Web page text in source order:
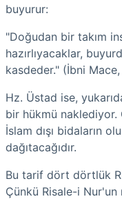
buyurur:
"Doğudan bir takım
hazırlıyacaklar,
kasdeder." (İbni
Hz. Üstad ise,
bir hükmü naklediyor.
İslam dışı bidaların
dağıtacağıdır.
Bu tarif dört dörtlük
Çünkü Risale-i Nur'un